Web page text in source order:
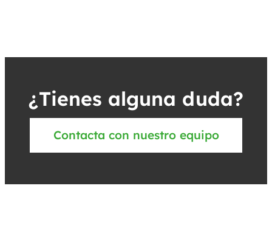
¿Tienes alguna duda?
Contacta con nuestro equipo